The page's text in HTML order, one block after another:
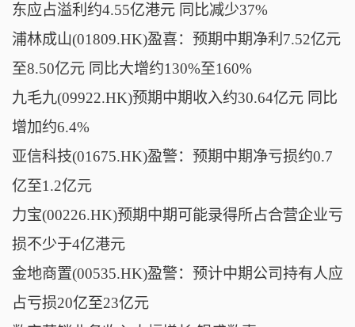
东应占溢利约4.55亿港元 同比减少37%
浦林成山(01809.HK)盈喜：预期中期净利7.52亿元
至8.50亿元 同比大增约130%至160%
九毛九(09922.HK)预期中期收入约30.64亿元 同比
增加约6.4%
亚信科技(01675.HK)盈警：预期中期净亏损约0.7
亿至1.2亿元
力宝(00226.HK)预期中期可能录得所占合营企业亏
损不少于4亿港元
金地商置(00535.HK)盈警：预计中期公司持有人应
占亏损20亿至23亿元